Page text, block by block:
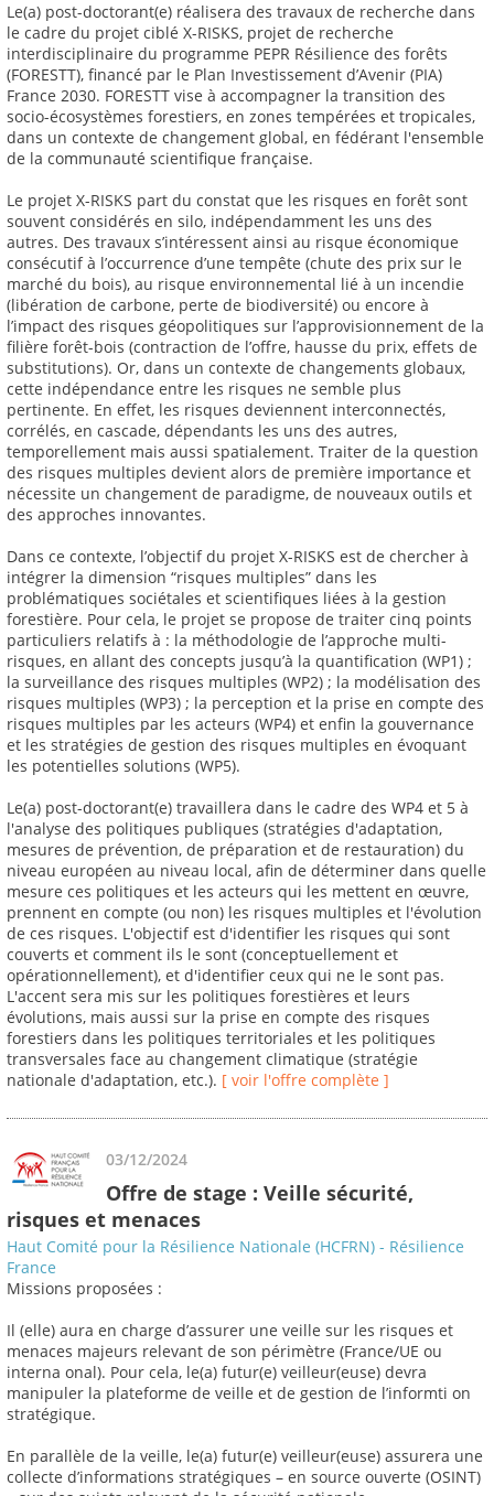
Le(a) post-doctorant(e) réalisera des travaux de recherche dans
le cadre du projet ciblé X-RISKS, projet de recherche
interdisciplinaire du programme PEPR Résilience des forêts
(FORESTT), financé par le Plan Investissement d’Avenir (PIA)
France 2030. FORESTT vise à accompagner la transition des
socio-écosystèmes forestiers, en zones tempérées et tropicales,
dans un contexte de changement global, en fédérant l'ensemble
de la communauté scientifique française.
Le projet X-RISKS part du constat que les risques en forêt sont
souvent considérés en silo, indépendamment les uns des
autres. Des travaux s’intéressent ainsi au risque économique
consécutif à l’occurrence d’une tempête (chute des prix sur le
marché du bois), au risque environnemental lié à un incendie
(libération de carbone, perte de biodiversité) ou encore à
l’impact des risques géopolitiques sur l’approvisionnement de la
filière forêt-bois (contraction de l’offre, hausse du prix, effets de
substitutions). Or, dans un contexte de changements globaux,
cette indépendance entre les risques ne semble plus
pertinente. En effet, les risques deviennent interconnectés,
corrélés, en cascade, dépendants les uns des autres,
temporellement mais aussi spatialement. Traiter de la question
des risques multiples devient alors de première importance et
nécessite un changement de paradigme, de nouveaux outils et
des approches innovantes.
Dans ce contexte, l’objectif du projet X-RISKS est de chercher à
intégrer la dimension “risques multiples” dans les
problématiques sociétales et scientifiques liées à la gestion
forestière. Pour cela, le projet se propose de traiter cinq points
particuliers relatifs à : la méthodologie de l’approche multi-
risques, en allant des concepts jusqu’à la quantification (WP1) ;
la surveillance des risques multiples (WP2) ; la modélisation des
risques multiples (WP3) ; la perception et la prise en compte des
risques multiples par les acteurs (WP4) et enfin la gouvernance
et les stratégies de gestion des risques multiples en évoquant
les potentielles solutions (WP5).
Le(a) post-doctorant(e) travaillera dans le cadre des WP4 et 5 à
l'analyse des politiques publiques (stratégies d'adaptation,
mesures de prévention, de préparation et de restauration) du
niveau européen au niveau local, afin de déterminer dans quelle
mesure ces politiques et les acteurs qui les mettent en œuvre,
prennent en compte (ou non) les risques multiples et l'évolution
de ces risques. L'objectif est d'identifier les risques qui sont
couverts et comment ils le sont (conceptuellement et
opérationnellement), et d'identifier ceux qui ne le sont pas.
L'accent sera mis sur les politiques forestières et leurs
évolutions, mais aussi sur la prise en compte des risques
forestiers dans les politiques territoriales et les politiques
transversales face au changement climatique (stratégie
nationale d'adaptation, etc.). [ voir l'offre complète ]
03/12/2024
Offre de stage : Veille sécurité,
risques et menaces
Haut Comité pour la Résilience Nationale (HCFRN) - Résilience
France
Missions proposées :
Il (elle) aura en charge d’assurer une veille sur les risques et
menaces majeurs relevant de son périmètre (France/UE ou
interna onal). Pour cela, le(a) futur(e) veilleur(euse) devra
manipuler la plateforme de veille et de gestion de l’informti on
stratégique.
En parallèle de la veille, le(a) futur(e) veilleur(euse) assurera une
collecte d’informations stratégiques – en source ouverte (OSINT)